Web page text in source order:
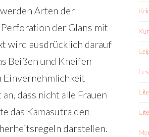
Arten der
der Glans mit
wird ausdrücklich darauf
Beißen und Kneifen
Einvernehmlichkeit
dass nicht alle Frauen
das Kamasutra den
darstellen.